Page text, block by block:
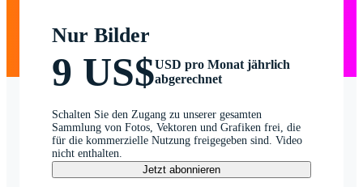
Nur Bilder
9 US$USD pro Monat jährlich
abgerechnet
Schalten Sie den Zugang zu unserer gesamten
Sammlung von Fotos, Vektoren und Grafiken frei, die
für die kommerzielle Nutzung freigegeben sind. Video
nicht enthalten.
Jetzt abonnieren